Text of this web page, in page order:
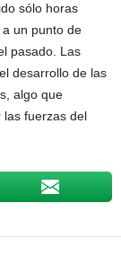
sólo horas
un punto de
pasado. Las
desarrollo de las
algo que
las fuerzas del